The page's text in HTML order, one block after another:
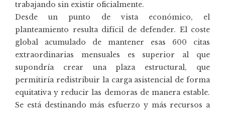
trabajando sin existir oficialmente.
Desde un punto de vista económico, el
planteamiento resulta difícil de defender. El coste
global acumulado de mantener esas 600 citas
extraordinarias mensuales es superior al que
supondría crear una plaza estructural, que
permitiría redistribuir la carga asistencial de forma
equitativa y reducir las demoras de manera estable.
Se está destinando más esfuerzo y más recursos a